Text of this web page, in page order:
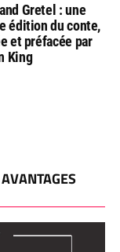
Gretel : une
édition du conte,
et préfacée par
King